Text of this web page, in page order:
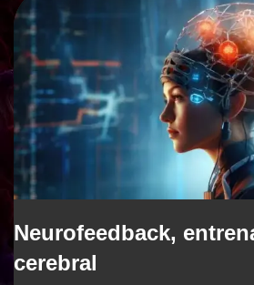
Neurofeedback,
cerebral